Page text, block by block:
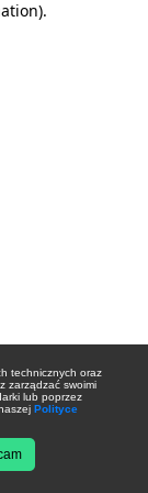
technicznych oraz
zarządzać swoimi
lub poprzez
Polityce
.